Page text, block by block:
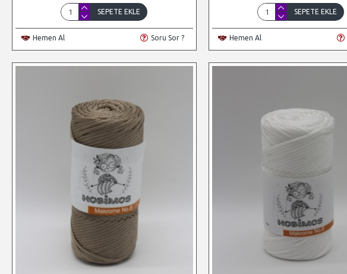
SEPETE EKLE
Hemen Al Soru Sor ?
SEPETE EKLE
Hemen Al